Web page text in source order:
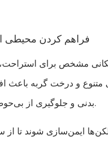
۲. فراهم کردن محیطی
مشخص برای
متنوع و درخت گربه باعث
بدنی و جلوگیری از بی‌حوصلگی می‌شود.
ایمن‌سازی شوند تا